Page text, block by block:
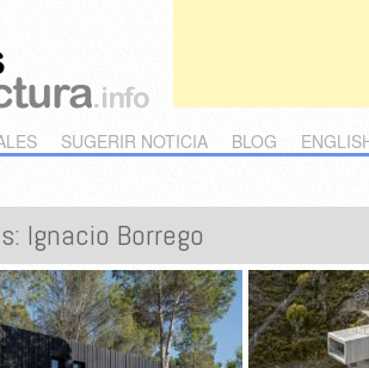
SUGERIR NOTICIA BLOG
Ignacio Borrego